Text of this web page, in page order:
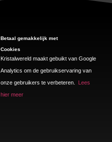
Betaal gemakkelijk met
Cookies
Kristalwereld maakt gebuikt van Google
Analytics om de gebruikservaring van
onze gebruikers te verbeteren.
Lees
hier meer